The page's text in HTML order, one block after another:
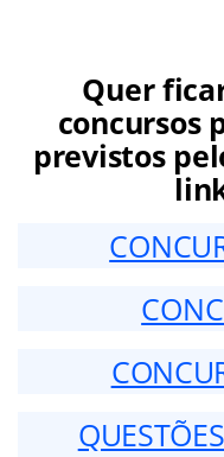
Quer
concursos
previstos